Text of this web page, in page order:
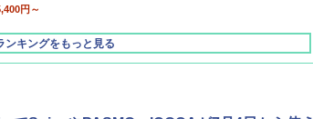
円～
ンキングをもっと見る